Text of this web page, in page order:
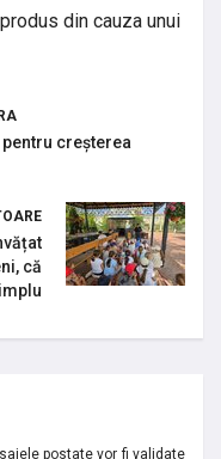
din cauza unui
creșterea
că
postate vor fi validate